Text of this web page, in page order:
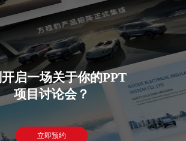
启一场关于你的PPT
项目讨论会？
立即预约